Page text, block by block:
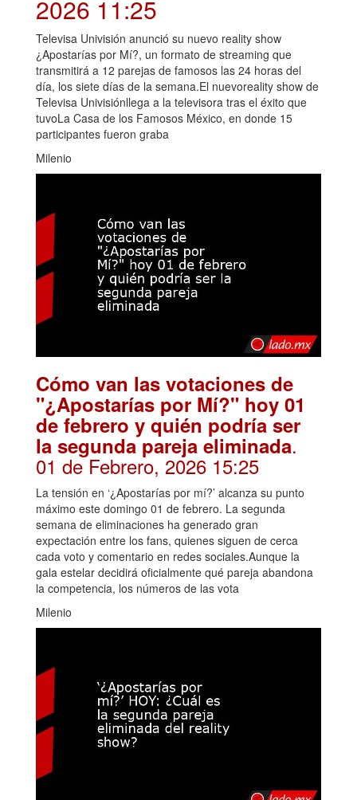
2026 11:25
Televisa Univisión anunció su nuevo reality show
¿Apostarías por Mí?, un formato de streaming que
transmitirá a 12 parejas de famosos las 24 horas del
día, los siete días de la semana.El nuevoreality show de
Televisa Univisiónllega a la televisora tras el éxito que
tuvoLa Casa de los Famosos México, en donde 15
participantes fueron graba
Milenio
Cómo van las votaciones de
"¿Apostarías por Mí?" hoy 01
de febrero y quién podría ser
la segunda pareja eliminada.
01 de Febrero, 2026 15:25
La tensión en ‘¿Apostarías por mí?’ alcanza su punto
máximo este domingo 01 de febrero. La segunda
semana de eliminaciones ha generado gran
expectación entre los fans, quienes siguen de cerca
cada voto y comentario en redes sociales.Aunque la
gala estelar decidirá oficialmente qué pareja abandona
la competencia, los números de las vota
Milenio